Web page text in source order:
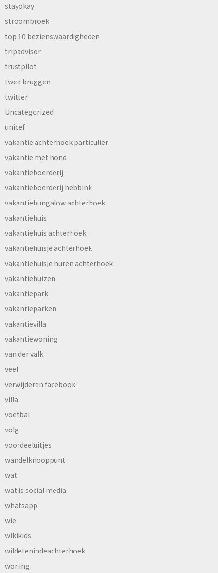
stayokay
stroombroek
top 10 bezienswaardigheden
tripadvisor
trustpilot
twee bruggen
twitter
Uncategorized
unicef
vakantie achterhoek particulier
vakantie met hond
vakantieboerderij
vakantieboerderij hebbink
vakantiebungalow achterhoek
vakantiehuis
vakantiehuis achterhoek
vakantiehuisje achterhoek
vakantiehuisje huren achterhoek
vakantiehuizen
vakantiepark
vakantieparken
vakantievilla
vakantiewoning
van der valk
veel
verwijderen facebook
villa
voetbal
volg
voordeeluitjes
wandelknooppunt
wat
wat is social media
whatsapp
wie
wikikids
wildetenindeachterhoek
woning